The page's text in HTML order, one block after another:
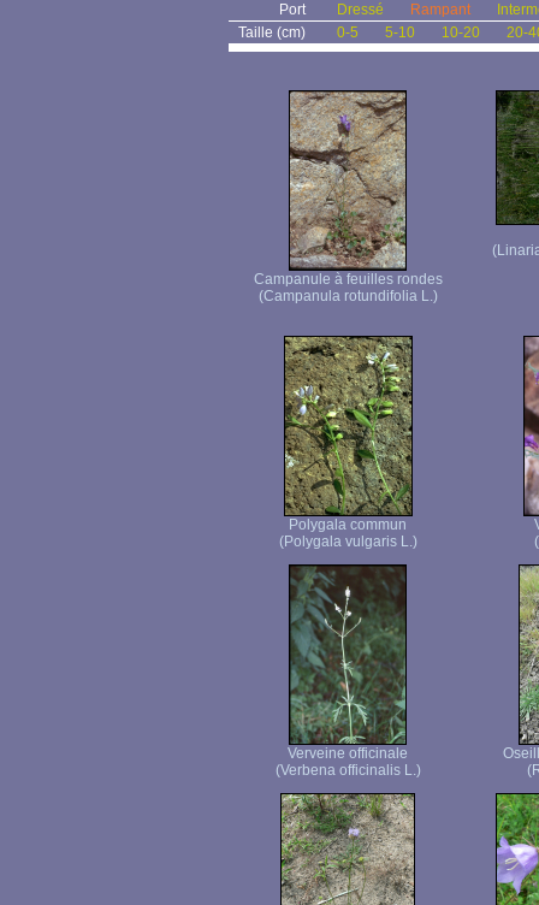
Port
Dressé Rampant
Taille (cm)
0-5 5-10 10-20 20-
Campanule à feuilles rondes
(Campanula rotundifolia L.)
Polygala commun
(Polygala vulgaris L.)
Verveine officinale
(Verbena officinalis L.)